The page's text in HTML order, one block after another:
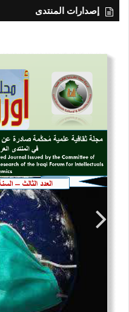
إصدارات المنتدى